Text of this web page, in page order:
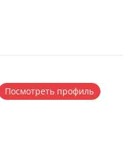
Посмотреть профиль